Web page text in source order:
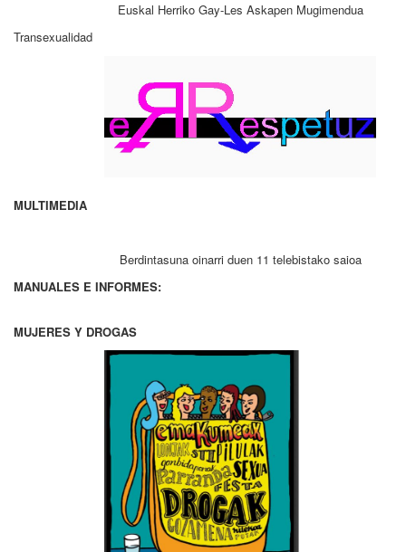
Euskal Herriko Gay-Les Askapen Mugimendua
Transexualidad
MULTIMEDIA
Berdintasuna oinarri duen 11 telebistako saioa
MANUALES E INFORMES:
MUJERES Y DROGAS